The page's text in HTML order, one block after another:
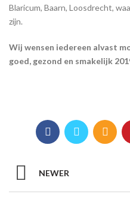
Blaricum, Baarn, Loosdrecht,
zijn.
Wij wensen iedereen alvast
goed, gezond en smakelijk
NEWER